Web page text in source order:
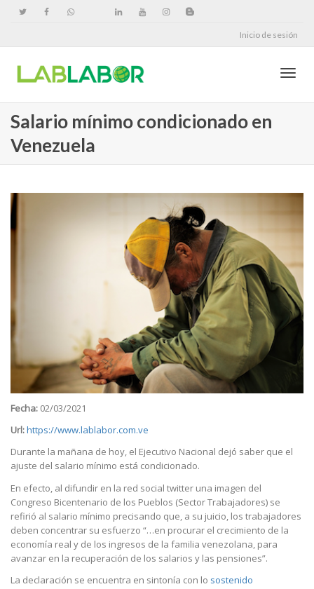
Inicio de sesión
Salario mínimo condicionado en
Venezuela
Fecha: 02/03/2021
Url:https://www.lablabor.com.ve
Durante la mañana de hoy, el Ejecutivo Nacional dejó saber que el
ajuste del salario mínimo está condicionado.
En efecto, al difundir en la red social twitter una imagen del
Congreso Bicentenario de los Pueblos (Sector Trabajadores) se
refirió al salario mínimo precisando que, a su juicio, los trabajadores
deben concentrar su esfuerzo “…en procurar el crecimiento de la
economía real y de los ingresos de la familia venezolana, para
avanzar en la recuperación de los salarios y las pensiones”.
La declaración se encuentra en sintonía con lo sostenido